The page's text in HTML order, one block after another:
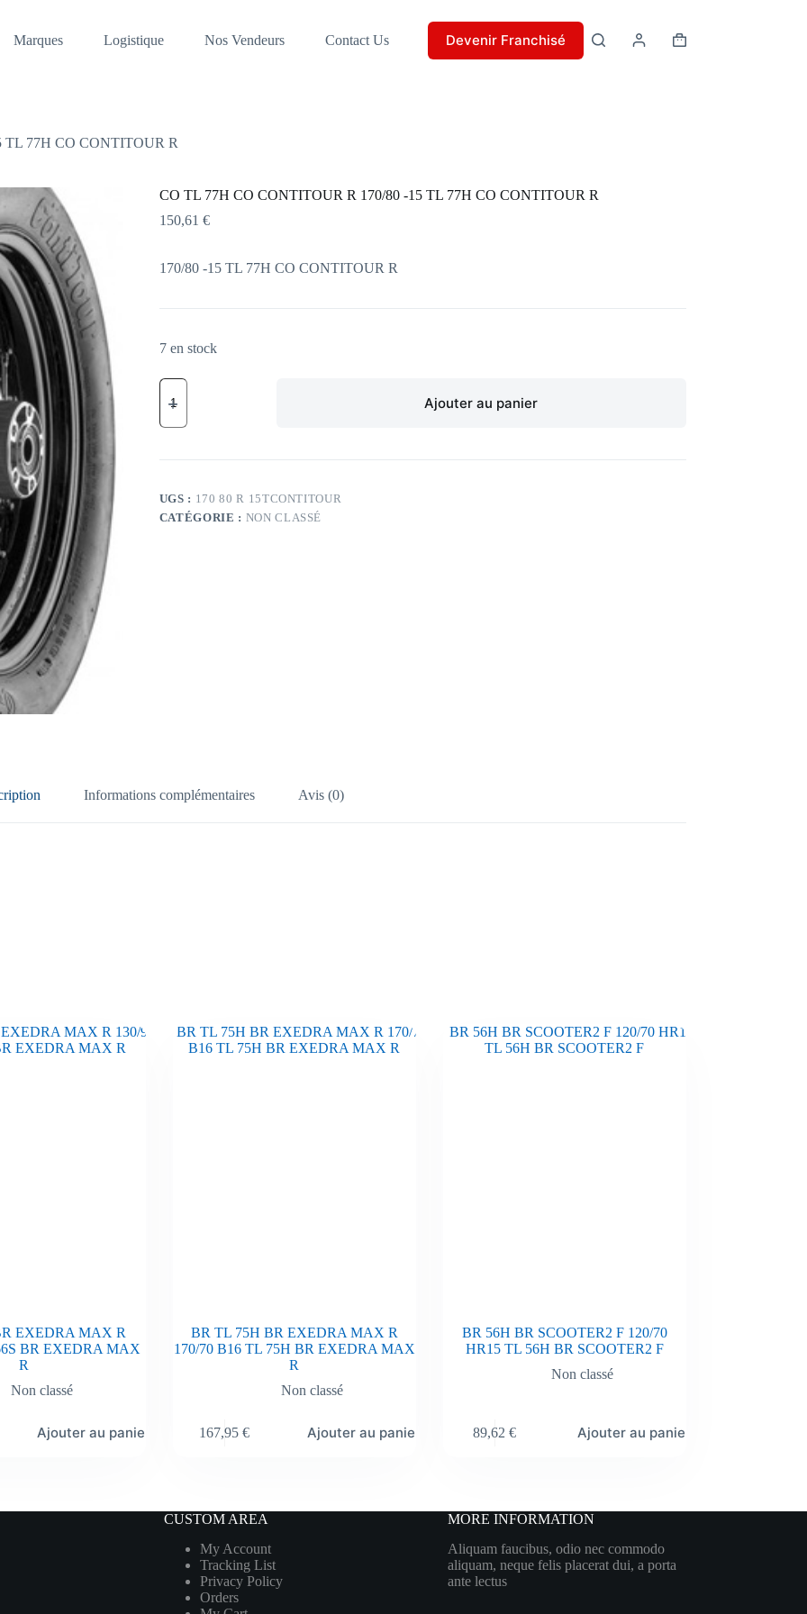
Marques Logistique Nos Vendeurs Contact Us Devenir Franchisé
Panier
TL 77H CO CONTITOUR R
CO TL 77H CO CONTITOUR R 170/80 -15 TL 77H CO CONTITOUR R
150,61 €
170/80 -15 TL 77H CO CONTITOUR R
7 en stock
quantité
de
TL
CO
R
170/80
-15
Ajouter au panier
UGS : 170 80 R 15TCONTITOUR
CATÉGORIE : NON CLASSÉ
Informations complémentaires Avis (0)
EXEDRA MAX R
BR EXEDRA MAX
R
Non classé
Ajouter au panier
BR TL 75H BR EXEDRA MAX R
170/70 B16 TL 75H BR EXEDRA MAX
R
Non classé
167,95€ Ajouter au panier
BR 56H BR SCOOTER2 F 120/70
HR15 TL 56H BR SCOOTER2 F
Non classé
89,62€ Ajouter au panier
CUSTOM AREA
My Account
Tracking List
Privacy Policy
Orders
MORE INFORMATION
Aliquam faucibus, odio nec commodo
aliquam, neque felis placerat dui, a porta
ante lectus